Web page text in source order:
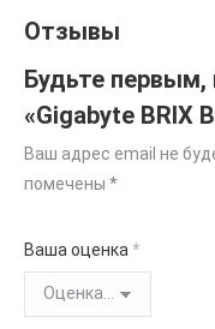
Отзывы
Будьте первым,
«Gigabyte BRIX
Ваш адрес email не
помечены *
Ваша оценка *